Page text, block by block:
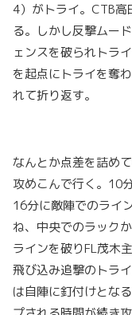
4）がトライ。CTB
る。しかし反撃ムー
ェンスを破られトラ
を起点にトライを奪
れて折り返す。
なんとか点差を詰め
攻めこんで行く。10
16分に敵陣でのライ
ね、中央でのラック
ラインを破りFL茂木
飛び込み追撃のトラ
は自陣に釘付けとな